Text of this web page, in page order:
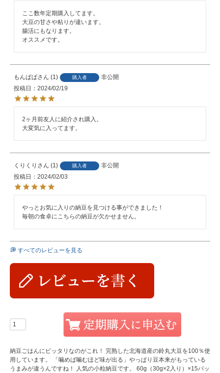
ここ数年定期購入してます。
大豆の甘さや粘りが違います。
腸活にもなります。
オススメです。
もんぱぱ 1 購入者
非公開
投稿日
2024/02/19
2ヶ月前友人に紹介され購入。
大変気に入ってます。
くりくり 1 購入者
非公開
投稿日
2024/02/03
やっとお気に入りの納豆を見つける事ができました！
毎朝の食卓にこちらの納豆が欠かせません。
すべてのレビューを見る
納豆ごはんにピッタリなのがこれ！ 完熟した北海道産の鈴丸大豆を100％使
用しています。 「噛めば噛むほど味が出る」やっぱり豆本来がもっている
うまみが違うんですね！ 人気の小粒納豆です。 60g（30g×2入り）×15パッ